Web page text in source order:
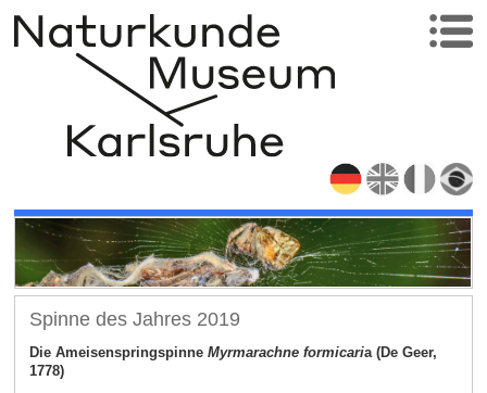
Spinne des Jahres 2019
Die Ameisenspringspinne Myrmarachne formicaria (De Geer,
1778)